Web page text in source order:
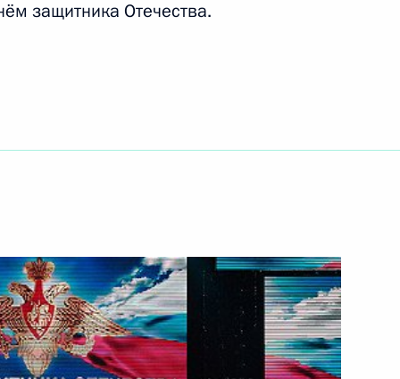
политики в сфере 1 29м
защитника Отечества.